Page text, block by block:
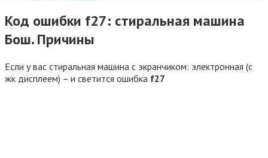
Код ошибки f27: стиральная машина
Бош. Причины
Если у вас стиральная машина с экранчиком: электронная (с
жк дисплеем) – и светится ошибка f27